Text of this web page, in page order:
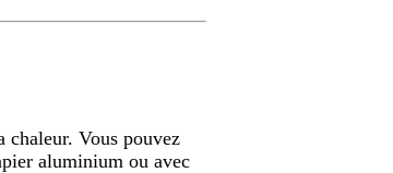
chaleur. Vous pouvez
aluminium ou avec